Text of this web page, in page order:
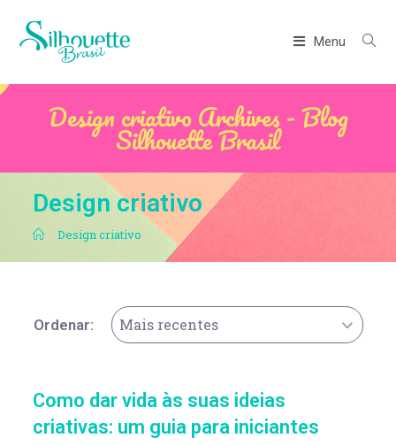
Menu
Design criativo Archives - Blog
Silhouette Brasil
Design criativo
. Design criativo
Ordenar: Mais recentes
Como dar vida às suas ideias
criativas: um guia para iniciantes